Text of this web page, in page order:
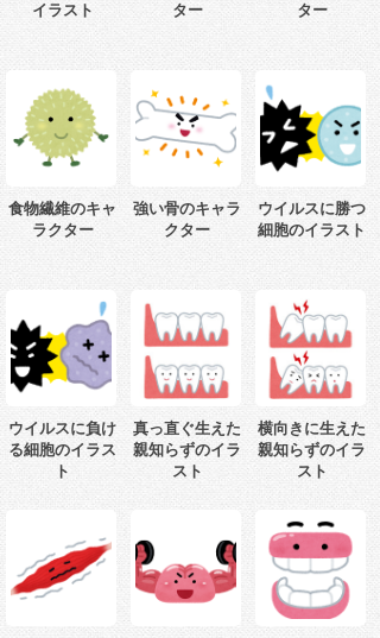
イラスト
ター
ター
食物繊維のキャ
ラクター
強い骨のキャラ
クター
ウイルスに勝つ
細胞のイラスト
ウイルスに負け
る細胞のイラス
ト
真っ直ぐ生えた
親知らずのイラ
スト
横向きに生えた
親知らずのイラ
スト